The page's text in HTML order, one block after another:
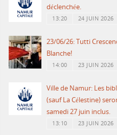
déclenchée.
13:20 24 JUIN 2026
23/06/26: Tutti
Blanche!
14:00 23 JUIN 2026
Ville de Namur: Les
(sauf La Célestine)
samedi 27 juin inclus.
13:10 23 JUIN 2026